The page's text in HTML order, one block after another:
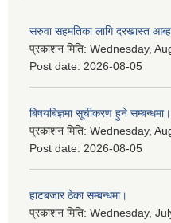
सरुवा सहमतिका लागि दरखास्त
प्रकाशन मिति: Wednesday,
Post date: 2026-08-05
बिषयबिज्ञमा सूचीकरण हुने सम्बन्धमा।
प्रकाशन मिति: Wednesday,
Post date: 2026-08-05
हाटबजार ठेका सम्बन्धमा।
प्रकाशन मिति: Wednesday,